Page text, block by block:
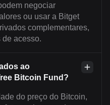
negociar
ou usar a Bitget
complementares,
acesso.
ao
Bitcoin Fund?
do preço do Bitcoin,